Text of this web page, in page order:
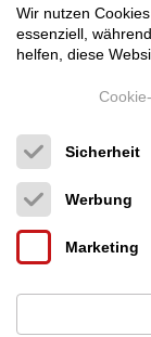
Standlautsprecher
22.999 €
Wir nutzen
essenziell,
helfen, diese
Sicherheit
Werbung
Marketing